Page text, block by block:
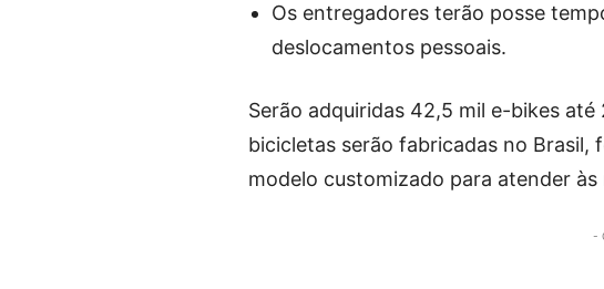
Os entregadores terão posse
deslocamentos pessoais.
Serão adquiridas 42,5 mil e-bikes
bicicletas serão fabricadas no
modelo customizado para atender
-